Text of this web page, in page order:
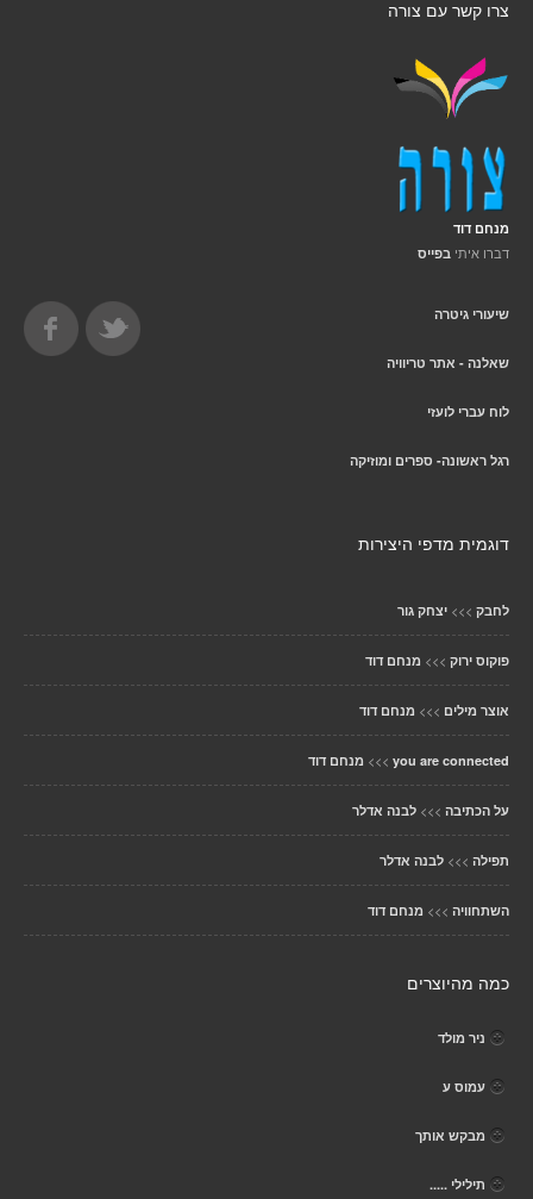
צרו קשר עם צורה
מנחם דוד
דברו איתי בפייס
שיעורי גיטרה
שאלנה - אתר טריוויה
לוח עברי לועזי
רגל ראשונה- ספרים ומוזיקה
דוגמית מדפי היצירות
לחבק >>> יצחק גור
פוקוס ירוק >>> מנחם דוד
אוצר מילים >>> מנחם דוד
you are connected
>>> מנחם דוד
על הכתיבה >>> לבנה אדלר
תפילה >>> לבנה אדלר
השתחוויה >>> מנחם דוד
כמה מהיוצרים
ניר מולד
עמוס ע
מבקש אותך
תילילי .....